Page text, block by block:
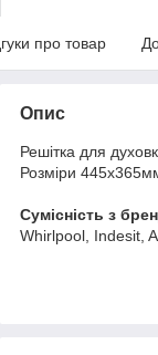
про товар
Опис
Решітка для
Розміри
Сумісність з
Whirlpool, Indesit,